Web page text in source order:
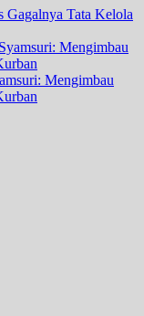
Gagalnya Tata Kelola
Mengimbau